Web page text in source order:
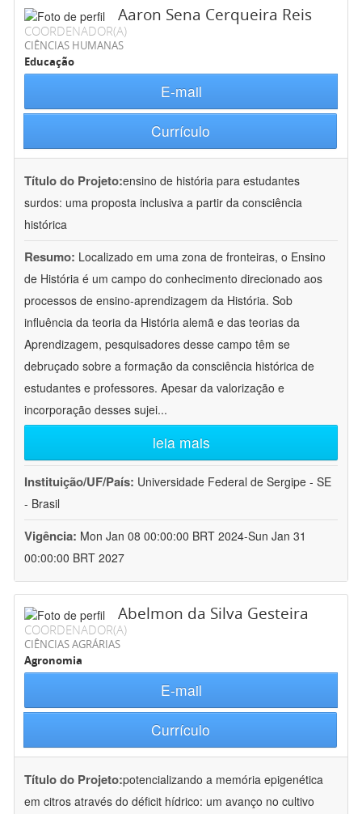
Aaron Sena Cerqueira Reis
COORDENADOR(A)
CIÊNCIAS HUMANAS
Educação
E-mail
Currículo
Título do Projeto:ensino de história para estudantes
surdos: uma proposta inclusiva a partir da consciência
histórica
Resumo: Localizado em uma zona de fronteiras, o Ensino
de História é um campo do conhecimento direcionado aos
processos de ensino-aprendizagem da História. Sob
influência da teoria da História alemã e das teorias da
Aprendizagem, pesquisadores desse campo têm se
debruçado sobre a formação da consciência histórica de
estudantes e professores. Apesar da valorização e
incorporação desses sujei...
leia mais
Instituição/UF/País: Universidade Federal de Sergipe - SE
- Brasil
Vigência: Mon Jan 08 00:00:00 BRT 2024-Sun Jan 31
00:00:00 BRT 2027
Abelmon da Silva Gesteira
COORDENADOR(A)
CIÊNCIAS AGRÁRIAS
Agronomia
E-mail
Currículo
Título do Projeto:potencializando a memória epigenética
em citros através do déficit hídrico: um avanço no cultivo